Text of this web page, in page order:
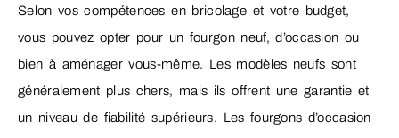
Selon vos compétences en bricolage et votre budget,
vous pouvez opter pour un fourgon neuf, d’occasion ou
bien à aménager vous-même. Les modèles neufs sont
généralement plus chers, mais ils offrent une garantie et
un niveau de fiabilité supérieurs. Les fourgons d’occasion